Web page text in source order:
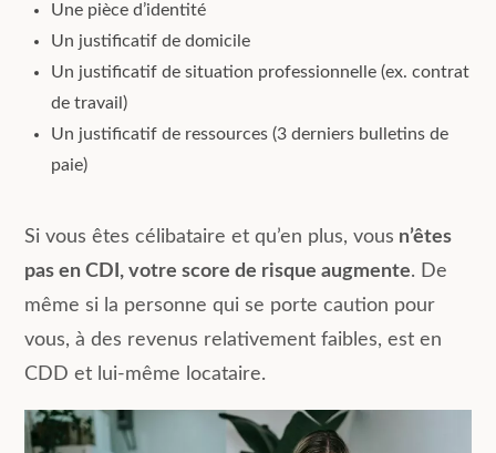
Une pièce d’identité
Un justificatif de domicile
Un justificatif de situation professionnelle (ex. contrat
de travail)
Un justificatif de ressources (3 derniers bulletins de
paie)
Si vous êtes célibataire et qu’en plus, vous n’êtes
pas en CDI, votre score de risque augmente. De
même si la personne qui se porte caution pour
vous, à des revenus relativement faibles, est en
CDD et lui-même locataire.